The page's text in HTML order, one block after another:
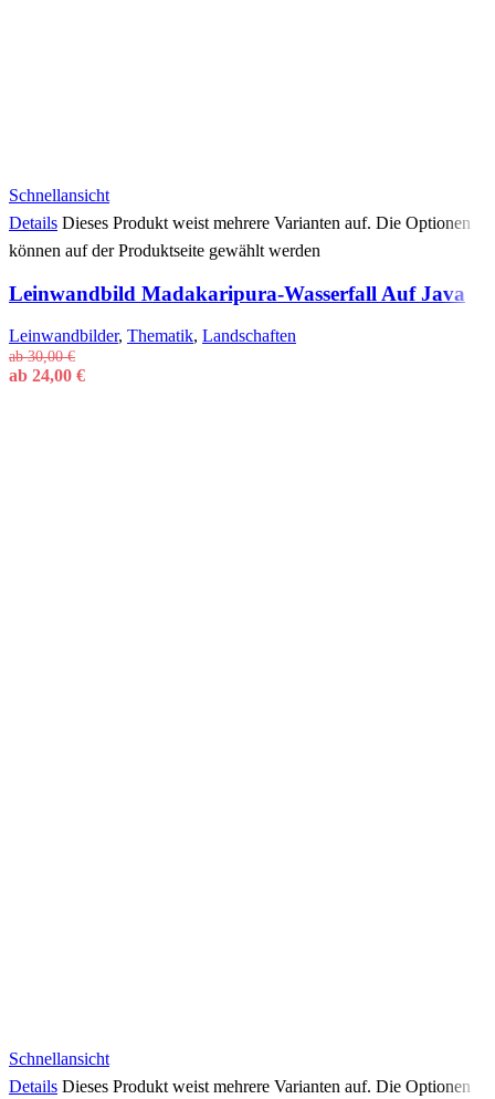
Schnellansicht
Details Dieses Produkt weist mehrere Varianten auf. Die Optionen
können auf der Produktseite gewählt werden
Leinwandbild Madakaripura-Wasserfall Auf Java
Leinwandbilder, Thematik, Landschaften
ab30,00€
ab 24,00 €
Schnellansicht
Details Dieses Produkt weist mehrere Varianten auf. Die Optionen